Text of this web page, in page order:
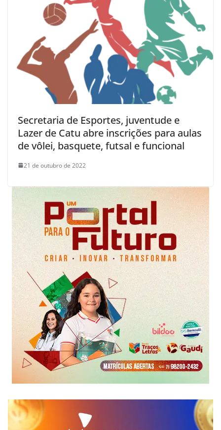
Secretaria de Esportes, juventude e
Lazer de Catu abre inscrições para aulas
de vôlei, basquete, futsal e funcional
21 de outubro de 2022